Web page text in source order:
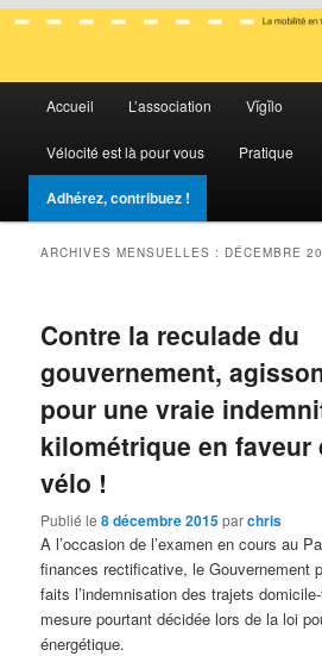
Vélocité Grand
La mobilité en toute simplicité
Aller
au
contenu
principal
Aller
au
contenu
secondaire
Accueil L’association Vĭgĭlo
Vélocité est là pour vous Pratique
Adhérez, contribuez !
ARCHIVES MENSUELLES : DÉCEMBRE
Contre la reculade du
gouvernement,
pour une vraie
kilométrique en faveur
vélo !
Publié le8 décembre 2015parchris
A l’occasion de l’examen en cours au
finances rectificative, le Gouvernement
faits l’indemnisation des trajets
mesure pourtant décidée lors de la loi
énergétique.